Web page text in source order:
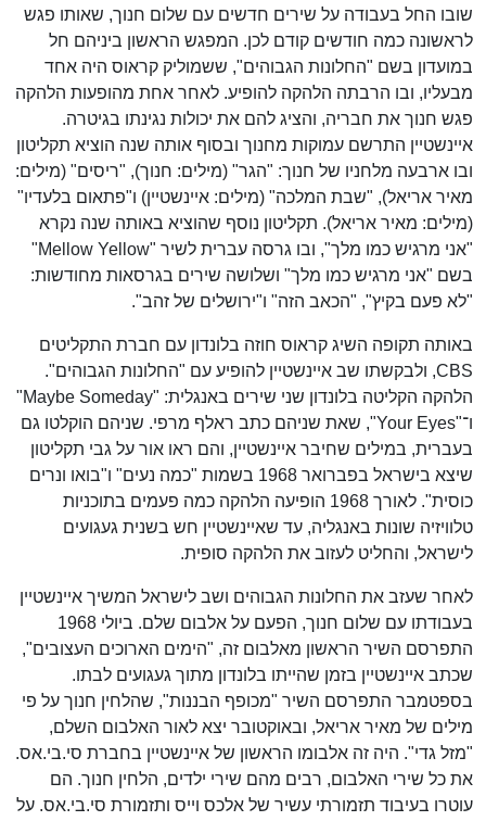
שובו החל בעבודה על שירים חדשים עם שלום חנוך, שאותו פגש
לראשונה כמה חודשים קודם לכן. המפגש הראשון ביניהם חל
במועדון בשם "החלונות הגבוהים", ששמוליק קראוס היה אחד
מבעליו, ובו הרבתה הלהקה להופיע. לאחר אחת מהופעות הלהקה
פגש חנוך את חבריה, והציג להם את יכולות נגינתו בגיטרה.
איינשטיין התרשם עמוקות מחנוך ובסוף אותה שנה הוציא תקליטון
ובו ארבעה מלחניו של חנוך: "הגר" (מילים: חנוך), "ריסים" (מילים:
מאיר אריאל), "שבת המלכה" (מילים: איינשטיין) ו"פתאום בלעדיו"
(מילים: מאיר אריאל). תקליטון נוסף שהוציא באותה שנה נקרא
"אני מרגיש כמו מלך", ובו גרסה עברית לשיר "Mellow Yellow"
בשם "אני מרגיש כמו מלך" ושלושה שירים בגרסאות מחודשות:
"לא פעם בקיץ", "הכאב הזה" ו"ירושלים של זהב".
באותה תקופה השיג קראוס חוזה בלונדון עם חברת התקליטים
CBS, ולבקשתו שב איינשטיין להופיע עם "החלונות הגבוהים".
הלהקה הקליטה בלונדון שני שירים באנגלית: "Maybe Someday"
ו־"Your Eyes", שאת שניהם כתב ראלף מרפי. שניהם הוקלטו גם
בעברית, במילים שחיבר איינשטיין, והם ראו אור על גבי תקליטון
שיצא בישראל בפברואר 1968 בשמות "כמה נעים" ו"בואו ונרים
כוסית". לאורך 1968 הופיעה הלהקה כמה פעמים בתוכניות
טלוויזיה שונות באנגליה, עד שאיינשטיין חש בשנית געגועים
לישראל, והחליט לעזוב את הלהקה סופית.
לאחר שעזב את החלונות הגבוהים ושב לישראל המשיך איינשטיין
בעבודתו עם שלום חנוך, הפעם על אלבום שלם. ביולי 1968
התפרסם השיר הראשון מאלבום זה, "הימים הארוכים העצובים",
שכתב איינשטיין בזמן שהייתו בלונדון מתוך געגועים לבתו.
בספטמבר התפרסם השיר "מכופף הבננות", שהלחין חנוך על פי
מילים של מאיר אריאל, ובאוקטובר יצא לאור האלבום השלם,
"מזל גדי". היה זה אלבומו הראשון של איינשטיין בחברת סי.בי.אס.
את כל שירי האלבום, רבים מהם שירי ילדים, הלחין חנוך. הם
עוטרו בעיבוד תזמורתי עשיר של אלכס וייס ותזמורת סי.בי.אס. על